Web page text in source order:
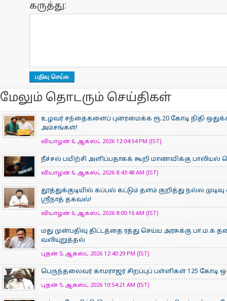
கருத்து:
மேலும் தொடரும் செய்திகள்
உழவர் சந்தைகளைப் புனரமைக்க ரூ.20 கோடி நிதி
அம்சங்கள்!
வியாழன் 6, ஆகஸ்ட் 2026 12:04:54 PM (IST)
நீச்சல் பயிற்சி அளிப்பதாகக் கூறி மாணவிக்கு
வியாழன் 6, ஆகஸ்ட் 2026 8:43:48 AM (IST)
தூத்துக்குடியில் கப்பல் கட்டும் தளம் குறித்து நல்ல
ஸ்ரீநாத் தகவல்!
வியாழன் 6, ஆகஸ்ட் 2026 8:00:16 AM (IST)
மது முன்பதிவு திட்டத்தை ரத்து செய்ய‌ அரசுக்கு
வலியுறுத்தல்
புதன் 5, ஆகஸ்ட் 2026 12:40:29 PM (IST)
பெருந்தலைவர் காமராஜர் சிறப்புப் பள்ளிகள் 125 கோடி
புதன் 5, ஆகஸ்ட் 2026 10:54:21 AM (IST)